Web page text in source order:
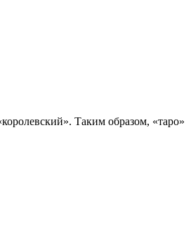
Таким образом, «таро»